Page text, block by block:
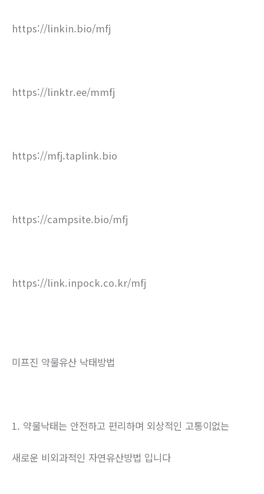
https://linkin.bio/mfj
https://linktr.ee/mmfj
https://mfj.taplink.bio
https://campsite.bio/mfj
https://link.inpock.co.kr/mfj
미프진 약물유산 낙태방법
1. 약물낙태는 안전하고 편리하며 외상적인 고통이없는
새로운 비외과적인 자연유산방법 입니다